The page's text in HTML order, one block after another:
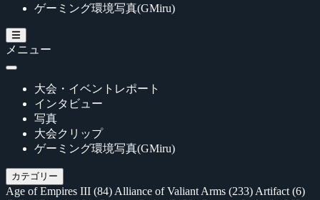
ゲーミング環境写真(GMiru)
メニュー
大会・イベントレポート
インタビュー
写真
大会クリップ
ゲーミング環境写真(GMiru)
カテゴリー
Age of Empires III (84) Alliance of Valiant Arms (233) Artifact (6)